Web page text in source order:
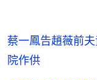
蔡一鳳告趙薇前
院作供